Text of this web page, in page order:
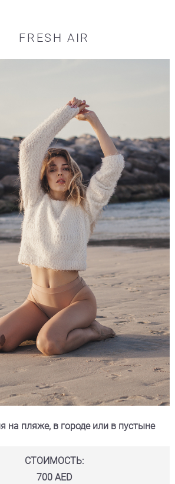
FRESH AIR
на пляже, в городе или в пустыне
СТОИМОСТЬ:
700 AED